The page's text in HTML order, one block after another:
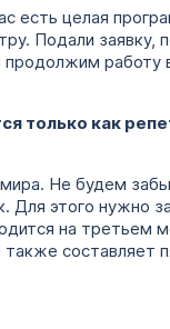
есть целая
Подали заявку,
работу
только как
Не будем
Для этого нужно
на третьем
составляет